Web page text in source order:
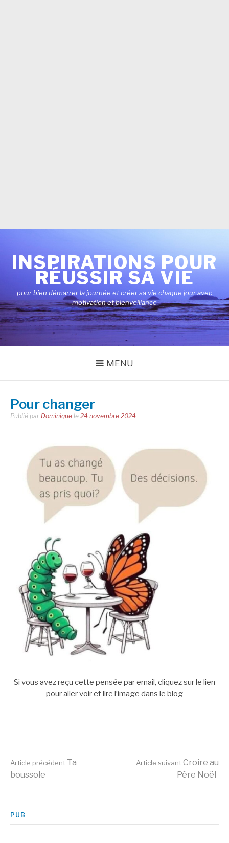
contenuINSPIRATIONS POUR
RÉUSSIR SA VIE
pour bien démarrer la journée et créer sa vie chaque jour avec
motivation et bienveillance
MENU
Pour changer
Publié par Dominique le 24 novembre 2024
Si vous avez reçu cette pensée par email, cliquez sur le lien
pour aller voir et lire l’image dans le blog
Lire
la
Article précédent Ta
boussole
Article suivantCroire au
Père Noël
PUB